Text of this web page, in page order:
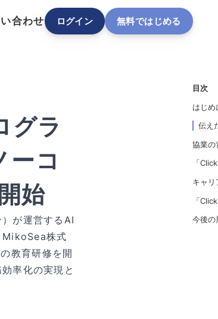
合わせ ログイン 無料ではじめる
グラ
ーコ
始
が運営するAI
MikoSea株式
教育研修を開
率化の実現と
目次
はじめ
伝え
協業の
「
キャリ
「
今後の